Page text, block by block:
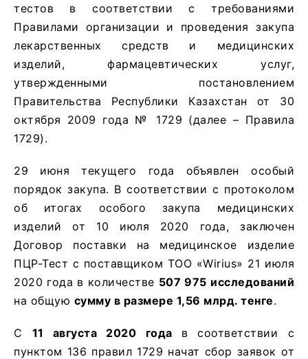
тестов в соответствии с требованиями
Правилами организации и проведения закупа
лекарственных средств и медицинских
изделий, фармацевтических услуг,
утвержденными постановлением
Правительства Республики Казахстан от 30
октября 2009 года № 1729 (далее – Правила
1729).
29 июня текущего года объявлен особый
порядок закупа. В соответствии с протоколом
об итогах особого закупа медицинских
изделий от 10 июля 2020 года, заключен
Договор поставки на медицинское изделие
ПЦР-Тест с поставщиком ТОО «Wirius» 21 июля
2020 года в количестве 507 975 исследований
на общую сумму в размере 1,56 млрд. тенге.
С 11 августа 2020 года в соответствии с
пунктом 136 правил 1729 начат сбор заявок от